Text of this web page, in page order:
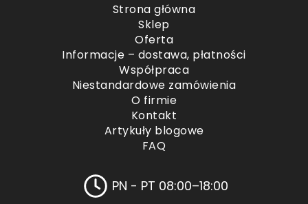
Strona główna
Sklep
Oferta
Informacje – dostawa, płatności
Współpraca
Niestandardowe zamówienia
O firmie
Kontakt
Artykuły blogowe
FAQ
PN - PT 08:00–18:00